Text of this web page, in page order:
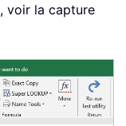
, voir la capture